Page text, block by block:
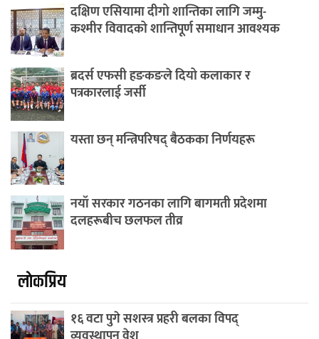
दक्षिण एसियामा दीगो शान्तिका लागि जम्मु-
कश्मीर विवादको शान्तिपूर्ण समाधान आवश्यक
ब्रदर्स एफसी हङकङले दियो कलाकार र
पत्रकारलाई जर्सी
यस्ता छन् मन्त्रिपरिषद् बैठकका निर्णयहरू
नयाँ सरकार गठनका लागि बागमती प्रदेशमा
दलहरूबीच छलफल तीव्र
लाेकप्रिय
१६ वटा पुगे सशस्त्र प्रहरी बलका विपद्